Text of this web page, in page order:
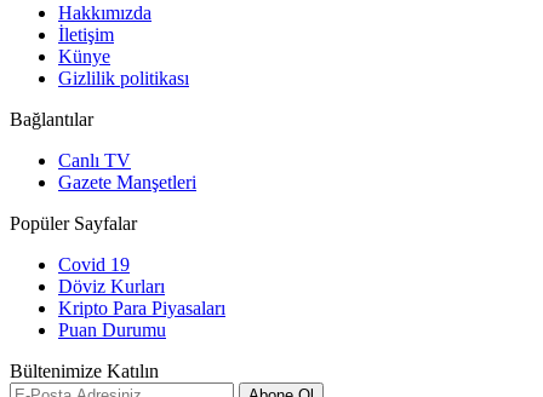
Hakkımızda
İletişim
Künye
Gizlilik politikası
Bağlantılar
Canlı TV
Gazete Manşetleri
Popüler Sayfalar
Covid 19
Döviz Kurları
Kripto Para Piyasaları
Puan Durumu
Bültenimize Katılın